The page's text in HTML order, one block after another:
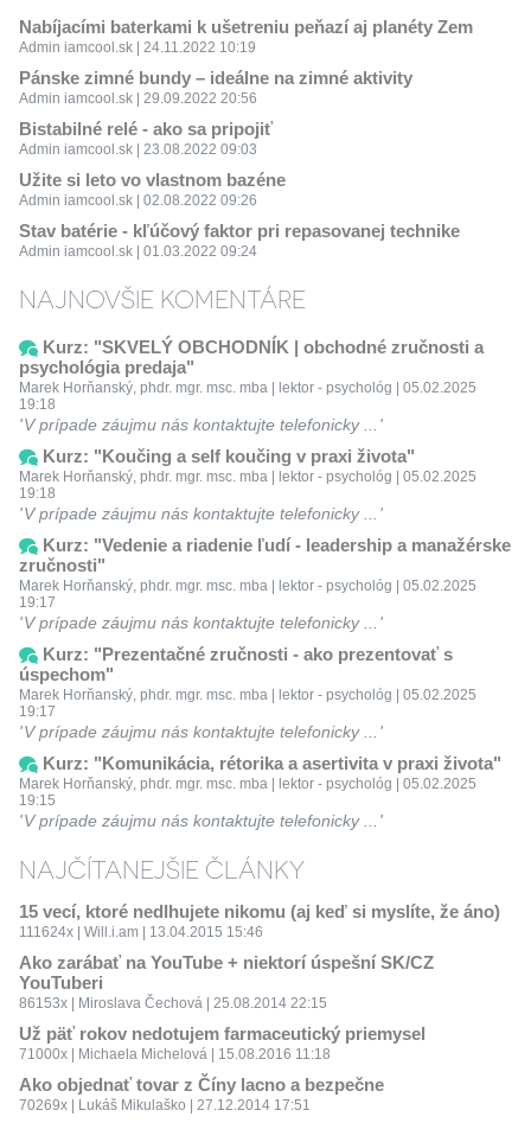
Nabíjacími baterkami k ušetreniu peňazí aj planéty Zem
Admin iamcool.sk | 24.11.2022 10:19
Pánske zimné bundy – ideálne na zimné aktivity
Admin iamcool.sk | 29.09.2022 20:56
Bistabilné relé - ako sa pripojiť
Admin iamcool.sk | 23.08.2022 09:03
Užite si leto vo vlastnom bazéne
Admin iamcool.sk | 02.08.2022 09:26
Stav batérie - kľúčový faktor pri repasovanej technike
Admin iamcool.sk | 01.03.2022 09:24
NAJNOVŠIE KOMENTÁRE
Kurz: "SKVELÝ OBCHODNÍK | obchodné zručnosti a
psychológia predaja"
Marek Horňanský, phdr. mgr. msc. mba | lektor - psychológ | 05.02.2025
19:18
V prípade záujmu nás kontaktujte telefonicky ...
Kurz: "Koučing a self koučing v praxi života"
Marek Horňanský, phdr. mgr. msc. mba | lektor - psychológ | 05.02.2025
19:18
V prípade záujmu nás kontaktujte telefonicky ...
Kurz: "Vedenie a riadenie ľudí - leadership a manažérske
zručnosti"
Marek Horňanský, phdr. mgr. msc. mba | lektor - psychológ | 05.02.2025
19:17
V prípade záujmu nás kontaktujte telefonicky ...
Kurz: "Prezentačné zručnosti - ako prezentovať s
úspechom"
Marek Horňanský, phdr. mgr. msc. mba | lektor - psychológ | 05.02.2025
19:17
V prípade záujmu nás kontaktujte telefonicky ...
Kurz: "Komunikácia, rétorika a asertivita v praxi života"
Marek Horňanský, phdr. mgr. msc. mba | lektor - psychológ | 05.02.2025
19:15
V prípade záujmu nás kontaktujte telefonicky ...
NAJČÍTANEJŠIE ČLÁNKY
15 vecí, ktoré nedlhujete nikomu (aj keď si myslíte, že áno)
111624x | Will.i.am | 13.04.2015 15:46
Ako zarábať na YouTube + niektorí úspešní SK/CZ
YouTuberi
86153x | Miroslava Čechová | 25.08.2014 22:15
Už päť rokov nedotujem farmaceutický priemysel
71000x | Michaela Michelová | 15.08.2016 11:18
Ako objednať tovar z Číny lacno a bezpečne
70269x | Lukáš Mikulaško | 27.12.2014 17:51